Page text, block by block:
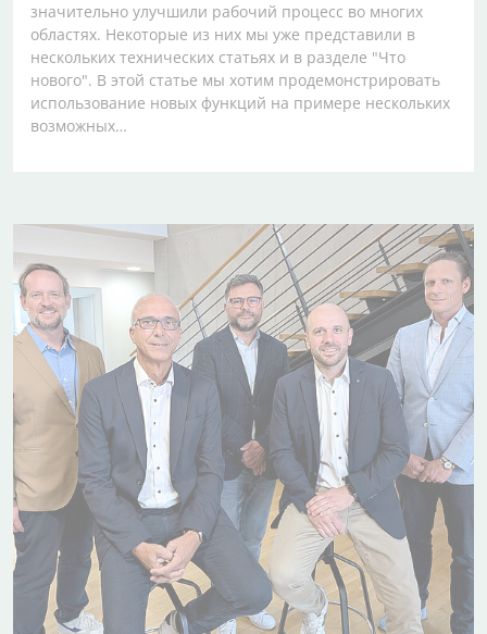
значительно улучшили рабочий процесс во многих
областях. Некоторые из них мы уже представили в
нескольких технических статьях и в разделе "Что
нового". В этой статье мы хотим продемонстрировать
использование новых функций на примере нескольких
возможных…